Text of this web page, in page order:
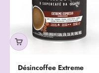
Désincoffee Extreme